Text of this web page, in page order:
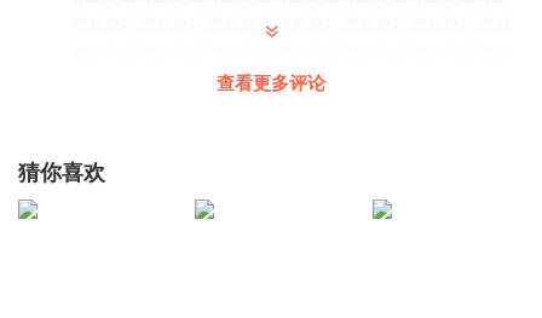
吃💩吃💩吃💩吃💩吃💩吃💩吃💩吃💩吃💩吃💩吃💩吃💩吃💩
吃💩吃💩吃💩吃💩吃💩吃💩吃💩吃💩吃💩吃💩吃💩吃💩吃💩
💩吃💩吃💩吃💩吃💩吃💩吃💩吃💩吃💩吃💩吃💩吃💩吃💩吃
查看更多评论
猜你喜欢